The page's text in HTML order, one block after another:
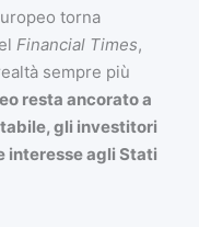
torna
Financial Times,
sempre più
resta ancorato a
gli investitori
interesse agli Stati